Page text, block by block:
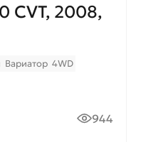
CVT, 2008,
Вариатор 4WD
944